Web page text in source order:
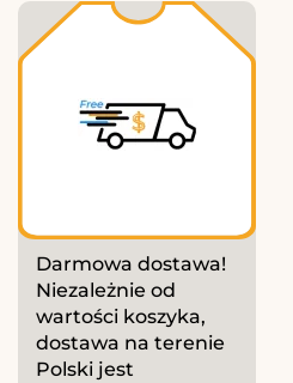
Darmowa dostawa!
Niezależnie od
wartości koszyka,
dostawa na terenie
Polski jest